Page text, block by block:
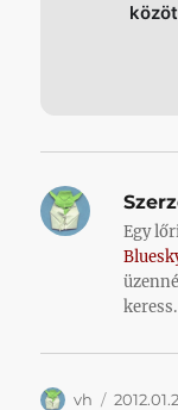
Egy
Szerző
vh